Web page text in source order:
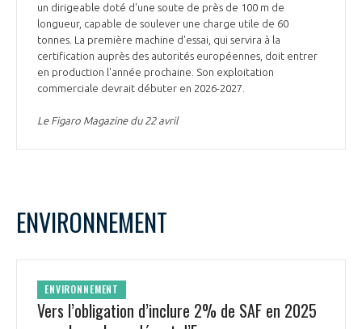
un dirigeable doté d'une soute de près de 100 m de
longueur, capable de soulever une charge utile de 60
tonnes. La première machine d'essai, qui servira à la
certification auprès des autorités européennes, doit entrer
en production l'année prochaine. Son exploitation
commerciale devrait débuter en 2026-2027.
Le Figaro Magazine du 22 avril
ENVIRONNEMENT
ENVIRONNEMENT
Vers l’obligation d’inclure 2% de SAF en 2025